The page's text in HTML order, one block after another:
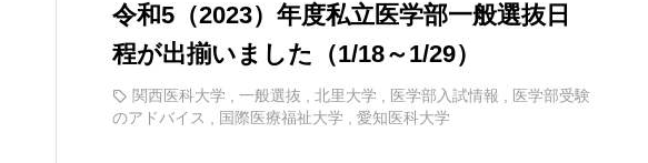
令和5（2023）年度私立医学部一般選抜日
程が出揃いました（1/18～1/29）
関西医科大学 一般選抜 北里大学 医学部入試情報
医学部受験
のアドバイス
国際医療福祉大学 愛知医科大学